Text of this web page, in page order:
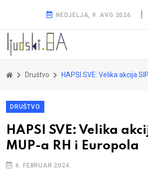
NEDJELJA, 9. AVG 2026.
Društvo HAPSI SVE: Velika akcija SIPA-e, MUP-a RH i
DRUŠTVO
HAPSI SVE: Velika
MUP-a RH i Europola
6. FEBRUAR 2024.